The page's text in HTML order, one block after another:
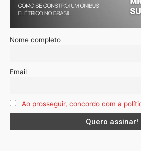
Nome completo
Email
Ao prosseguir, concordo com a